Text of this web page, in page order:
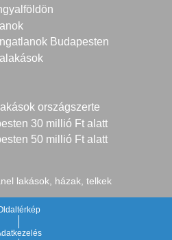
Budapesten
országszerte
30 millió Ft alatt
50 millió Ft alatt
lakások, házak, telkek